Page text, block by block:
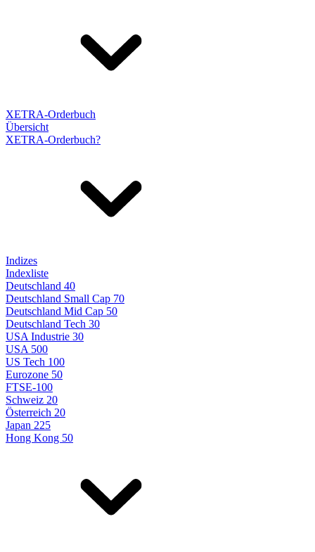
XETRA-Orderbuch
Übersicht
XETRA-Orderbuch?
Indizes
Indexliste
Deutschland 40
Deutschland Small Cap 70
Deutschland Mid Cap 50
Deutschland Tech 30
USA Industrie 30
USA 500
US Tech 100
Eurozone 50
FTSE-100
Schweiz 20
Österreich 20
Japan 225
Hong Kong 50